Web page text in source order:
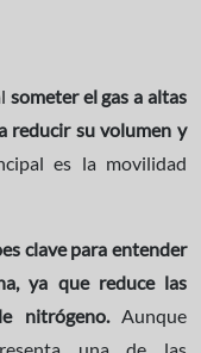
someter el gas a altas
reducir su volumen y
es la movilidad
es clave para entender
ya que reduce las
nitrógeno.Aunque
una de las